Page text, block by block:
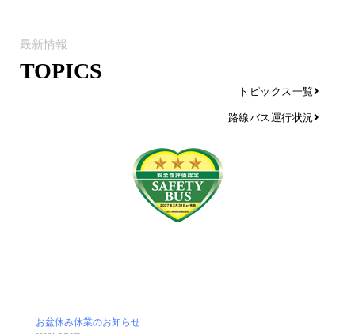
最新情報
TOPICS
トピックス一覧
路線バス運行状況
お盆休み休業のお知らせ